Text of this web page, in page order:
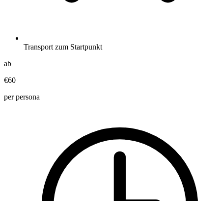
Transport zum Startpunkt
ab
€60
per persona